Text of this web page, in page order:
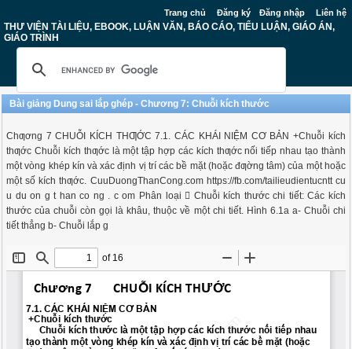
Trang chủ Đăng ký Đăng nhập Liên hệ
THƯ VIỆN TÀI LIỆU, EBOOK, LUẬN VĂN, BÁO CÁO, TIỂU LUẬN, GIÁO ÁN,
GIÁO TRÌNH
Bài giảng Dung sai lắp ghép - Chương 7: Chuỗi kích thước
Chƣơng 7 CHUỖI KÍCH THƢỚC 7.1. CÁC KHÁI NIỆM CƠ BẢN +Chuỗi kích
thƣớc Chuỗi kích thƣớc là một tập hợp các kích thƣớc nối tiếp nhau tạo thành
một vòng khép kín và xác định vị trí các bề mặt (hoặc đƣờng tâm) của một hoặc
một số kích thƣớc. CuuDuongThanCong.com https://fb.com/tailieudientucntt cu
u du on g t han co ng . c om Phân loại  Chuỗi kích thước chi tiết: Các kích
thước của chuỗi còn gọi là khâu, thuộc về một chi tiết. Hình 6.1a a- Chuỗi chi
tiết thẳng b- Chuỗi lắp g